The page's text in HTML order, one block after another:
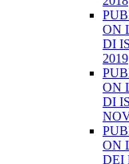
ON
DI
2019
ON
DI
ON
DEI